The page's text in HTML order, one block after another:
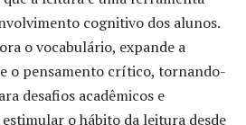
cognitivo dos alunos.
o vocabulário, expande a
o pensamento crítico, tornando-
desafios acadêmicos e
o hábito da leitura desde